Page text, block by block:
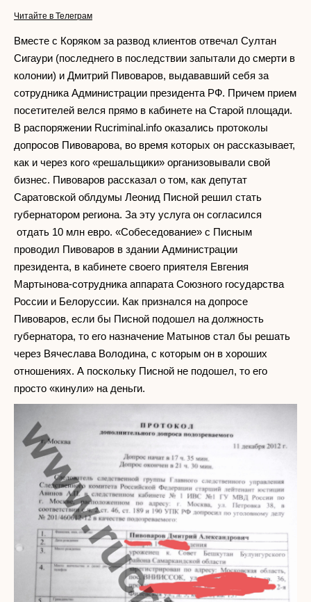
Читайте в Телеграм
Вместе с Коряком за развод клиентов отвечал Султан
Сигаури (последнего в последствии запытали до смерти в
колонии) и Дмитрий Пивоваров, выдававший себя за
сотрудника Администрации президента РФ. Причем прием
посетителей велся прямо в кабинете на Старой площади.
В распоряжении Rucriminal.info оказались протоколы
допросов Пивоварова, во время которых он рассказывает,
как и через кого «решальщики» организовывали свой
бизнес. Пивоваров рассказал о том, как депутат
Саратовской облдумы Леонид Писной решил стать
губернатором региона. За эту услуга он согласился
отдать 10 млн евро. «Собеседование» с Писным
проводил Пивоваров в здании Администрации
президента, в кабинете своего приятеля Евгения
Мартынова-сотрудника аппарата Союзного государства
России и Белоруссии. Как признался на допросе
Пивоваров, если бы Писной подошел на должность
губернатора, то его назначение Матынов стал бы решать
через Вячеслава Володина, с которым он в хороших
отношениях. А поскольку Писной не подошел, то его
просто «кинули» на деньги.